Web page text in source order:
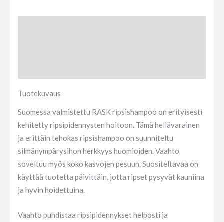
Tuotekuvaus
Suomessa valmistettu RASK ripsishampoo on erityisesti
kehitetty ripsipidennysten hoitoon. Tämä hellävarainen
ja erittäin tehokas ripsishampoo on suunniteltu
silmänympärysihon herkkyys huomioiden. Vaahto
soveltuu myös koko kasvojen pesuun. Suositeltavaa on
käyttää tuotetta päivittäin, jotta ripset pysyvät kauniina
ja hyvin hoidettuina.
Vaahto puhdistaa ripsipidennykset helposti ja